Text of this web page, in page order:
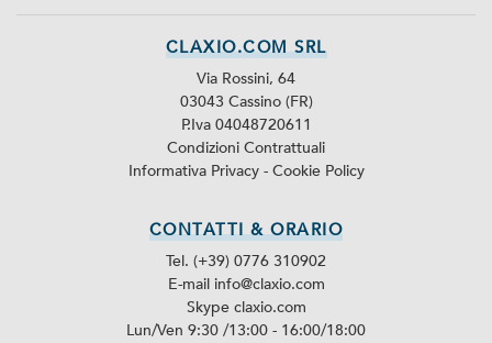
CLAXIO.COM SRL
Via Rossini, 64
03043 Cassino (FR)
P.Iva 04048720611
Condizioni Contrattuali
Informativa Privacy - Cookie Policy
CONTATTI & ORARIO
Tel. (+39) 0776 310902
E-mail info@claxio.com
Skype claxio.com
Lun/Ven 9:30 /13:00 - 16:00/18:00